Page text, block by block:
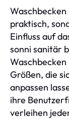
praktisch,
Einfluss auf
sonni sanitär
Größen, die
anpassen
ihre
verleihen